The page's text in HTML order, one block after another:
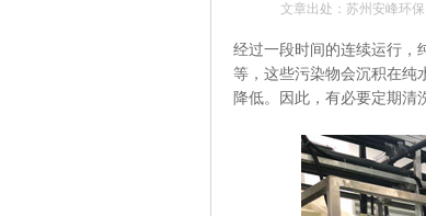
文章出处：苏州安峰环保
经过一段时间的连续运行，
等，这些污染物会沉积在纯
降低。因此，有必要定期清